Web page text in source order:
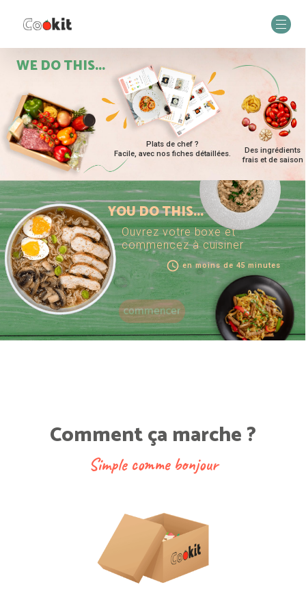
WE DO THIS...
Plats de chef ?
Facile, avec nos fiches détaillées.
Des ingrédients
frais et de saison
YOU DO THIS...
Ouvrez votre boxe et
commencez à cuisiner
access_timeen moins de 45 minutes
commencer
Comment ça marche ?
Simple comme bonjour